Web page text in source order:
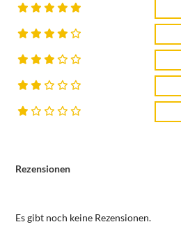
Rezensionen
Es gibt noch keine Rezensionen.